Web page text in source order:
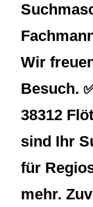
Wir
Besuch.
38312
sind Ihr
für
mehr.